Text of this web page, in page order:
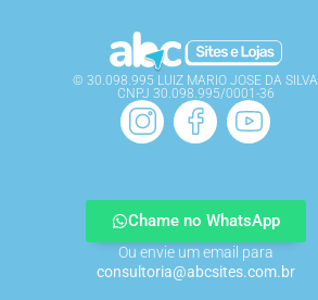
© 30.098.995 LUIZ MARIO JOSE DA SILVA
CNPJ 30.098.995/0001-36
Chame no WhatsApp
Ou envie um email para
consultoria@abcsites.com.br